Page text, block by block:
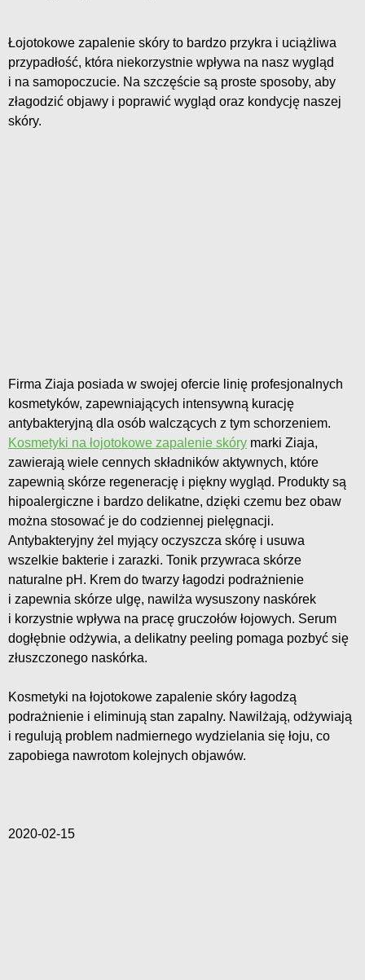
Łojotokowe zapalenie skóry to bardzo przykra i uciążliwa
przypadłość, która niekorzystnie wpływa na nasz wygląd
i na samopoczucie. Na szczęście są proste sposoby, aby
złagodzić objawy i poprawić wygląd oraz kondycję naszej
skóry.
Firma Ziaja posiada w swojej ofercie linię profesjonalnych
kosmetyków, zapewniających intensywną kurację
antybakteryjną dla osób walczących z tym schorzeniem.
Kosmetyki na łojotokowe zapalenie skóry marki Ziaja,
zawierają wiele cennych składników aktywnych, które
zapewnią skórze regenerację i piękny wygląd. Produkty są
hipoalergiczne i bardzo delikatne, dzięki czemu bez obaw
można stosować je do codziennej pielęgnacji.
Antybakteryjny żel myjący oczyszcza skórę i usuwa
wszelkie bakterie i zarazki. Tonik przywraca skórze
naturalne pH. Krem do twarzy łagodzi podrażnienie
i zapewnia skórze ulgę, nawilża wysuszony naskórek
i korzystnie wpływa na pracę gruczołów łojowych. Serum
dogłębnie odżywia, a delikatny peeling pomaga pozbyć się
złuszczonego naskórka.
Kosmetyki na łojotokowe zapalenie skóry łagodzą
podrażnienie i eliminują stan zapalny. Nawilżają, odżywiają
i regulują problem nadmiernego wydzielania się łoju, co
zapobiega nawrotom kolejnych objawów.
2020-02-15